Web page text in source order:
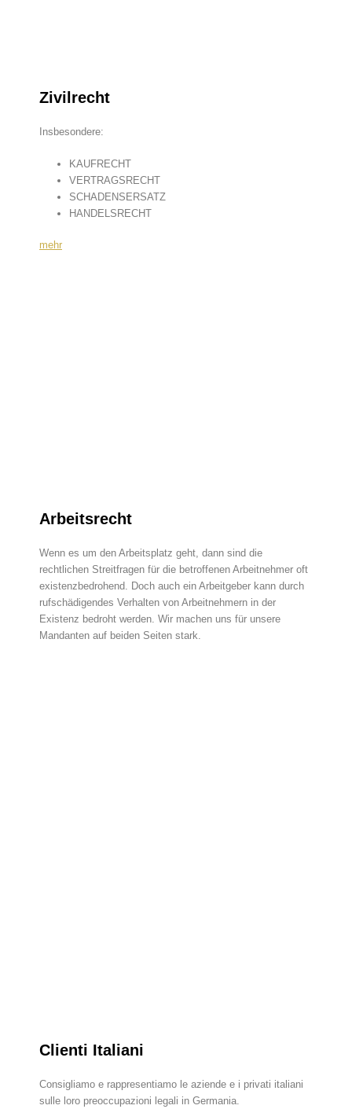
Zivilrecht
Insbesondere:
KAUFRECHT
VERTRAGSRECHT
SCHADENSERSATZ
HANDELSRECHT
mehr
Arbeitsrecht
Wenn es um den Arbeitsplatz geht, dann sind die
rechtlichen Streitfragen für die betroffenen Arbeitnehmer oft
existenzbedrohend. Doch auch ein Arbeitgeber kann durch
rufschädigendes Verhalten von Arbeitnehmern in der
Existenz bedroht werden. Wir machen uns für unsere
Mandanten auf beiden Seiten stark.
Clienti Italiani
Consigliamo e rappresentiamo le aziende e i privati ​​italiani
sulle loro preoccupazioni legali in Germania.